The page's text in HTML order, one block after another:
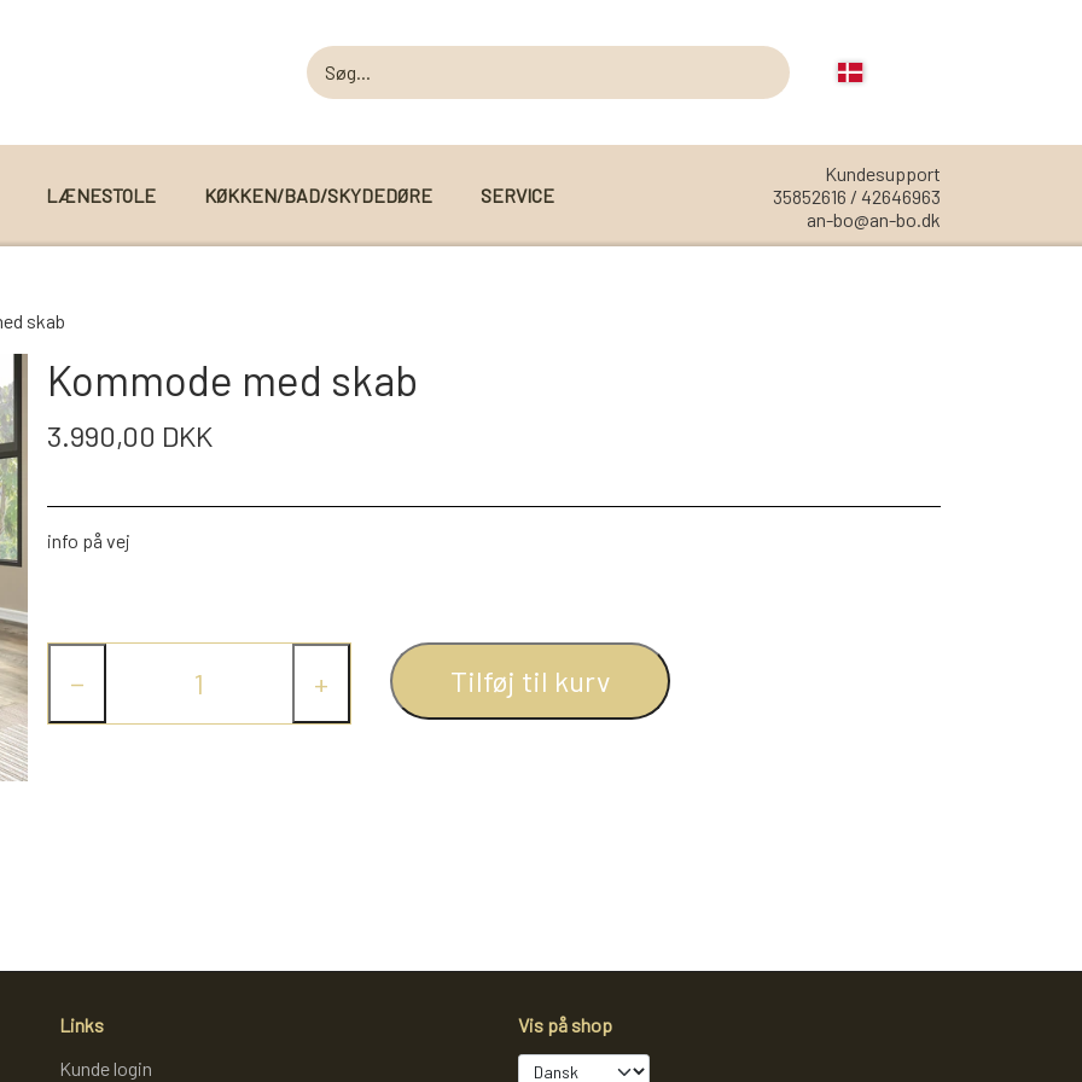
MODUL SOFA DETROIT
MODUL SOFA SEATTLE
REOLER/OPBEVARING
LÆNESTOLE KØKKEN/BAD/SKYDEDØRE SERVICE
Kundesupport
35852616 / 42646963
an-bo@an-bo.dk
skab
Kommode med skab
3.990,00 DKK
info på vej
− + Tilføj til kurv
Links
Kunde login
Vis på shop